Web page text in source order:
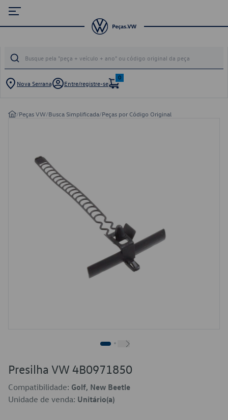
Nova Serrana Entre/registre-se
0
/Peças VW/Busca Simplificada/Peças por Código Original
Presilha VW 4B0971850
Compatibilidade: Golf, New Beetle
Unidade de venda: Unitário(a)